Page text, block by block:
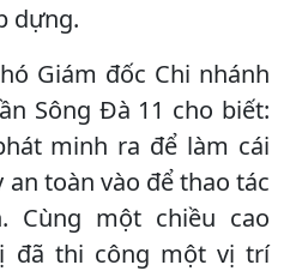
dựng.
Giám đốc Chi nhánh
Sông Đà 11 cho biết:
minh ra để làm cái
toàn vào để thao tác
Cùng một chiều cao
đã thi công một vị trí